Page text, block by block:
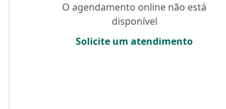
O agendamento online não está
disponível
Solicite um atendimento